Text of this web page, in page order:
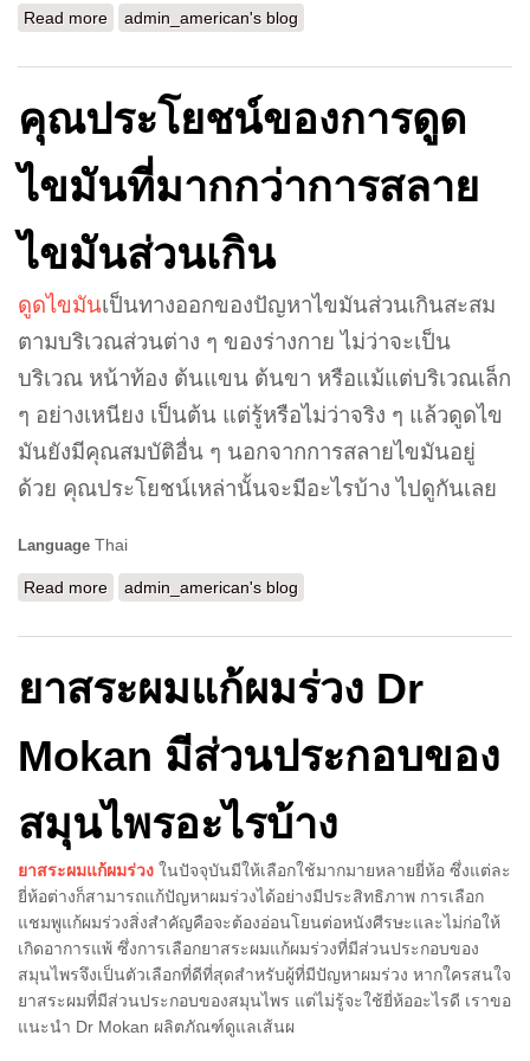
Read more about มาดูกัน ทำเลสิคที่ไหนที่ตอบโจทย์ได้มากที่สุด
admin_american's blog
คุณประโยชน์ของการดูด
ไขมันที่มากกว่าการสลาย
ไขมันส่วนเกิน
ดูดไขมันเป็นทางออกของปัญหาไขมันส่วนเกินสะสม
ตามบริเวณส่วนต่าง ๆ ของร่างกาย ไม่ว่าจะเป็น
บริเวณ หน้าท้อง ต้นแขน ต้นขา หรือแม้แต่บริเวณเล็ก
ๆ อย่างเหนียง เป็นต้น แต่รู้หรือไม่ว่าจริง ๆ แล้วดูดไข
มันยังมีคุณสมบัติอื่น ๆ นอกจากการสลายไขมันอยู่
ด้วย คุณประโยชน์เหล่านั้นจะมีอะไรบ้าง ไปดูกันเลย
Language Thai
Read more about คุณประโยชน์ของการดูดไขมันที่มากกว่าการสลาย
admin_american's blog
ยาสระผมแก้ผมร่วง Dr
Mokan มีส่วนประกอบของ
สมุนไพรอะไรบ้าง
ยาสระผมแก้ผมร่วง ในปัจจุบันมีให้เลือกใช้มากมายหลายยี่ห้อ ซึ่งแต่ละ
ยี่ห้อต่างก็สามารถแก้ปัญหาผมร่วงได้อย่างมีประสิทธิภาพ การเลือก
แชมพูแก้ผมร่วงสิ่งสำคัญคือจะต้องอ่อนโยนต่อหนังศีรษะและไม่ก่อให้
เกิดอาการแพ้ ซึ่งการเลือกยาสระผมแก้ผมร่วงที่มีส่วนประกอบของ
สมุนไพรจึงเป็นตัวเลือกที่ดีที่สุดสำหรับผู้ที่มีปัญหาผมร่วง หากใครสนใจ
ยาสระผมที่มีส่วนประกอบของสมุนไพร แต่ไม่รู้จะใช้ยี่ห้ออะไรดี เราขอ
แนะนำ Dr Mokan ผลิตภัณฑ์ดูแลเส้นผ